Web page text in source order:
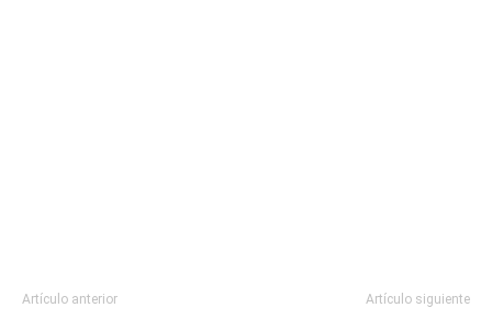
Artículo anterior Artículo siguiente